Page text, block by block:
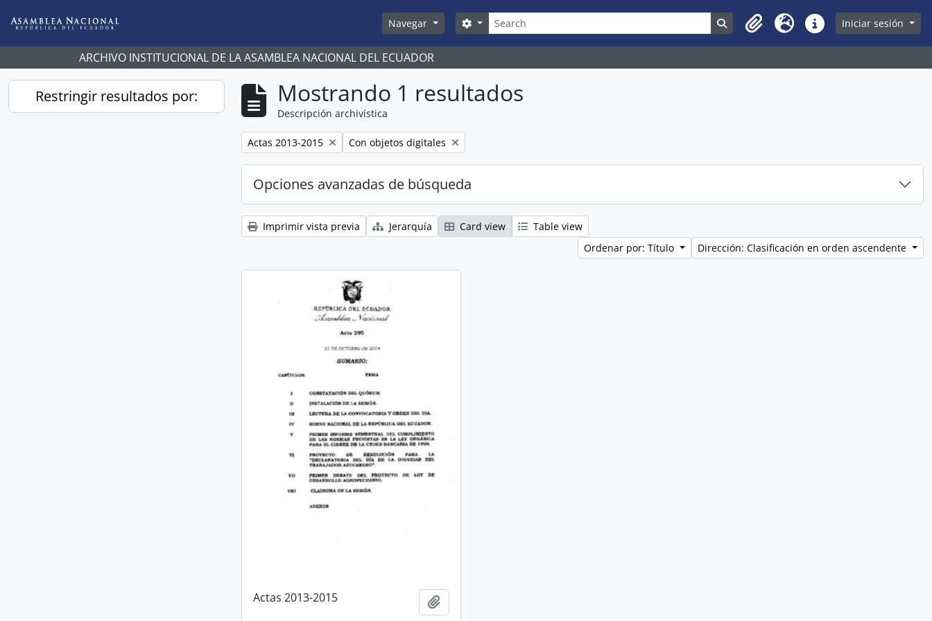
Navegar
Búsqueda
Search options Search in browse page
Clipboard
Idioma Enlaces rápidos
Iniciar sesión
ARCHIVO INSTITUCIONAL DE LA ASAMBLEA NACIONAL DEL ECUADOR
Restringir resultados por: Mostrando 1 resultados
Descripción archivística
Remove filter:
Actas 2013-2015 Remove filter:
Con objetos digitales
Opciones avanzadas de búsqueda
Imprimir vista previa Jerarquía Card view
Table view
Ordenar por: Título
Dirección: Clasificación en orden ascendente
Actas 2013-2015